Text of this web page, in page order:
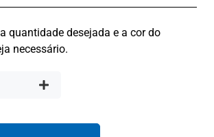
quantidade desejada e a cor do
necessário.